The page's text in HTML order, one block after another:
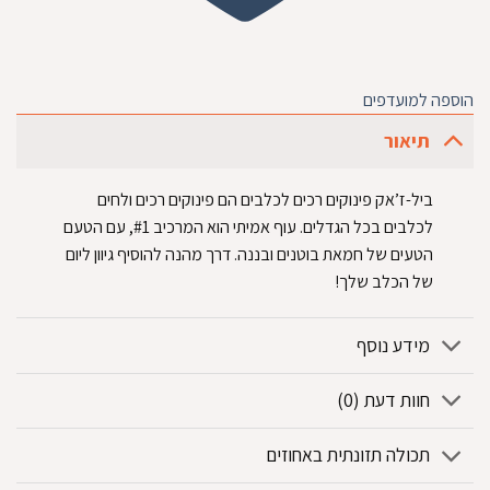
הוספה למועדפים
תיאור
ביל-ז’אק פינוקים רכים לכלבים הם פינוקים רכים ולחים
לכלבים בכל הגדלים. עוף אמיתי הוא המרכיב #1, עם הטעם
הטעים של חמאת בוטנים ובננה. דרך מהנה להוסיף גיוון ליום
של הכלב שלך!
מידע נוסף
חוות דעת (0)
תכולה תזונתית באחוזים